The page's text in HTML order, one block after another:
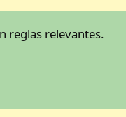
reglas relevantes.